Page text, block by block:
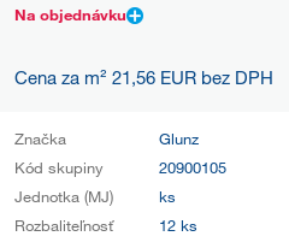
Na objednávku
Cena za m² 21,56 EUR bez DPH
Značka
Glunz
Kód skupiny
20900105
Jednotka (MJ)
ks
Rozbaliteľnosť
12 ks